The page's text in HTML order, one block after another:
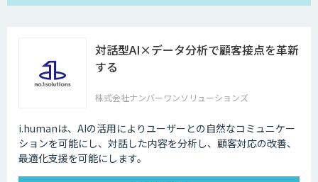
対話型AI×データ分析で顧客接点を革新
する
株式会社ナンバーワンソリューションズ
i.humanは、AIの活用によりユーザーとの自然なコミュニケー
ションを可能にし、対話した内容を分析し、顧客対応の改善、
最適化支援を可能にします。